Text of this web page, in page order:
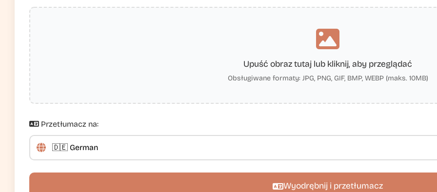
Upuść obraz tutaj lub kliknij, aby przeglądać
Obsługiwane formaty: JPG, PNG, GIF, BMP, WEBP (maks. 10MB)
Przetłumacz na:
Wyodrębnij i przetłumacz